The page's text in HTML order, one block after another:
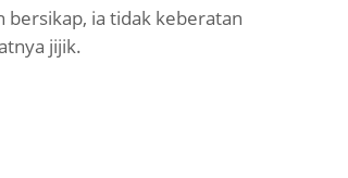
bersikap, ia tidak keberatan
jijik.